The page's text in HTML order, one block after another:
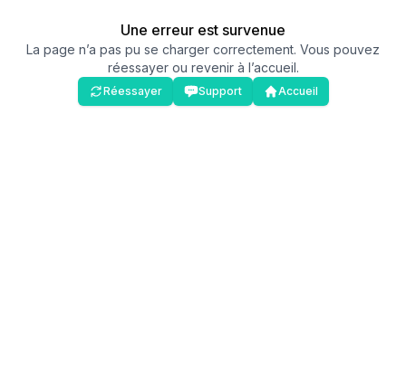
Une erreur est survenue
La page n’a pas pu se charger correctement. Vous pouvez
réessayer ou revenir à l’accueil.
Réessayer Support Accueil